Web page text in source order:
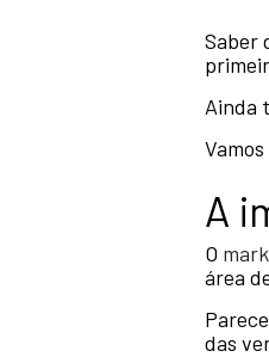
Saber
Ainda
A
O
área
das